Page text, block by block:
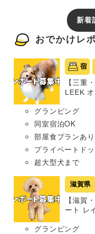
新着
おでかけレ
宿
【三重
LEEK オ
グランピング
同室宿泊OK
部屋食プランあり
プライベートド
超大型犬まで
滋賀県
【滋賀
ート レ
グランピング